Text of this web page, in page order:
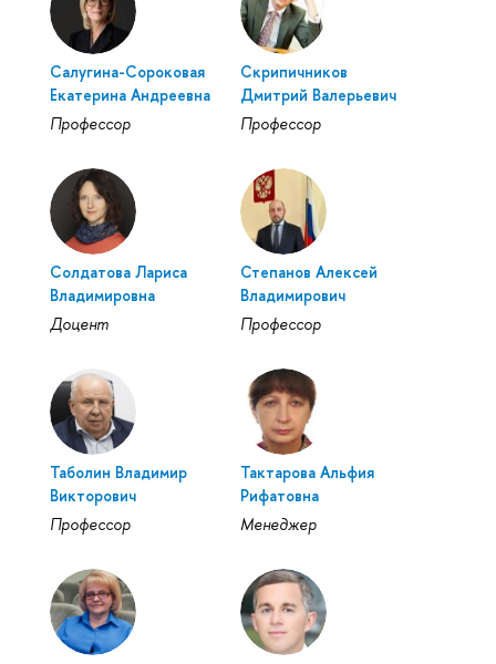
Салугина-Сороковая
Екатерина Андреевна
Профессор
Скрипичников
Дмитрий Валерьевич
Профессор
Солдатова Лариса
Владимировна
Доцент
Степанов Алексей
Владимирович
Профессор
Таболин Владимир
Викторович
Профессор
Тактарова Альфия
Рифатовна
Менеджер